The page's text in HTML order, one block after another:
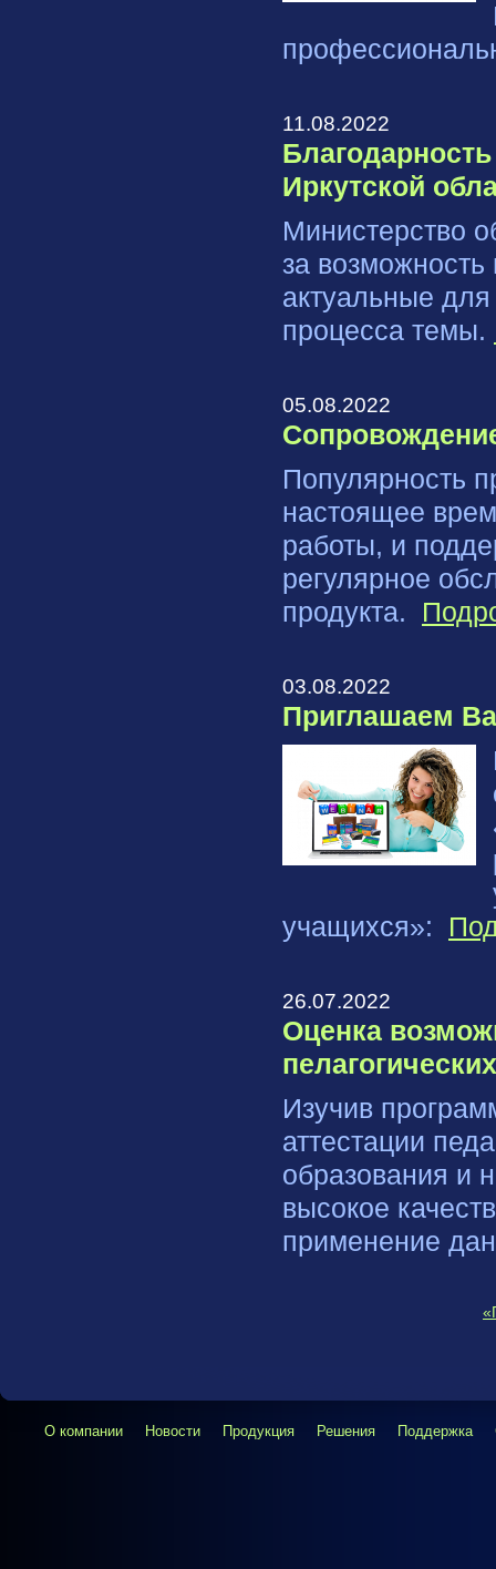
11.08.2022
Иркутской
Министерство
за возможность
актуальные
процесса темы.
05.08.2022
Популярность
настоящее
работы, и
регулярное
продукта.
03.08.2022
Приглашаем
учащихся»:
26.07.2022
Оценка
Изучив
аттестации
образования и
высокое
применение
О компании Новости Продукция Решения Поддержка